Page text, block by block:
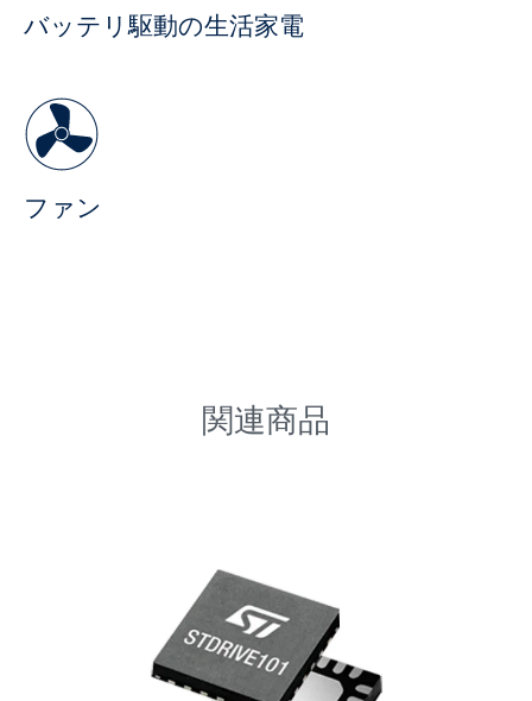
バッテリ駆動の生活家電
ファン
関連商品